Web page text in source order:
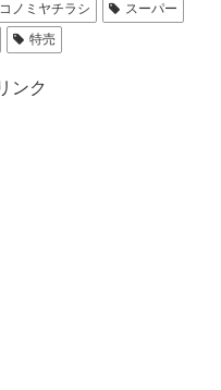
コノミヤチラシ
スーパー
特売
ンク